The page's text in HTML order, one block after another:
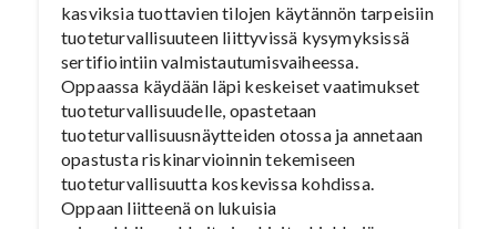
kasviksia tuottavien tilojen käytännön tarpeisiin
tuoteturvallisuuteen liittyvissä kysymyksissä
sertifiointiin valmistautumisvaiheessa.
Oppaassa käydään läpi keskeiset vaatimukset
tuoteturvallisuudelle, opastetaan
tuoteturvallisuusnäytteiden otossa ja annetaan
opastusta riskinarvioinnin tekemiseen
tuoteturvallisuutta koskevissa kohdissa.
Oppaan liitteenä on lukuisia